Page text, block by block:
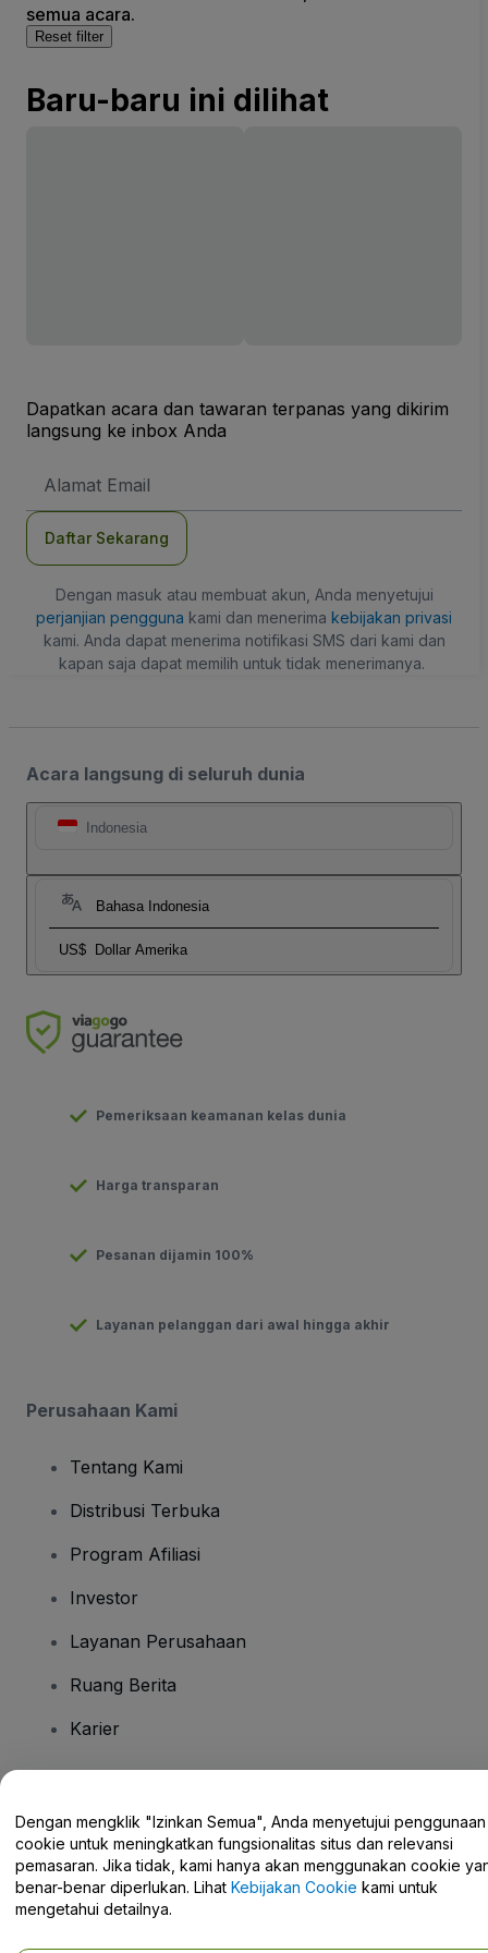
semua acara.
Reset filter
Baru-baru ini dilihat
Dapatkan acara dan tawaran terpanas yang dikirim
langsung ke inbox Anda
Email
Daftar Sekarang
Dengan masuk atau membuat akun, Anda menyetujui
perjanjian pengguna kami dan menerima kebijakan privasi
kami. Anda dapat menerima notifikasi SMS dari kami dan
kapan saja dapat memilih untuk tidak menerimanya.
Acara langsung di seluruh dunia
Indonesia
Bahasa Indonesia
US$ Dollar Amerika
Pemeriksaan keamanan kelas dunia
Harga transparan
Pesanan dijamin 100%
Layanan pelanggan dari awal hingga akhir
Perusahaan Kami
Tentang Kami
Distribusi Terbuka
Program Afiliasi
Investor
Layanan Perusahaan
Ruang Berita
Karier
Pusat Bantuan / Hubungi Kami
Dengan mengklik "Izinkan Semua", Anda menyetujui penggunaan
cookie untuk meningkatkan fungsionalitas situs dan relevansi
pemasaran. Jika tidak, kami hanya akan menggunakan cookie
benar-benar diperlukan. Lihat Kebijakan Cookie kami untuk
mengetahui detailnya.